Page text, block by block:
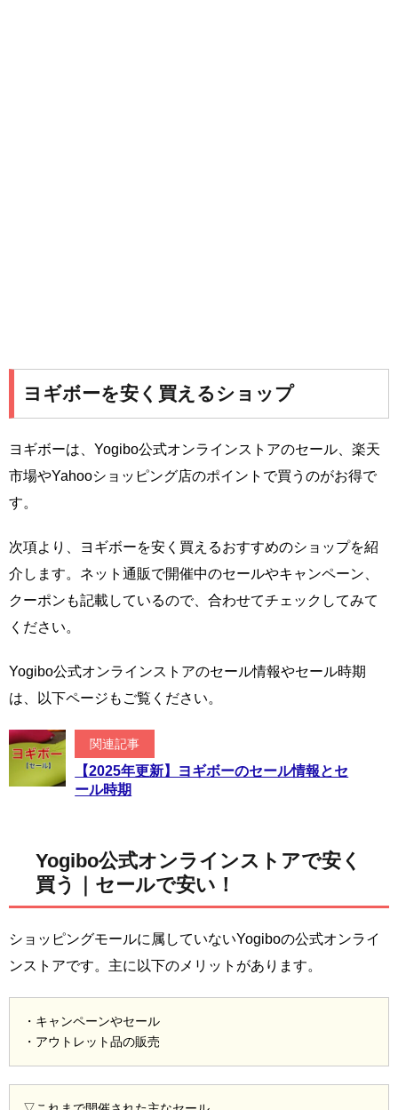
ヨギボーを安く買えるショップ
ヨギボーは、Yogibo公式オンラインストアのセール、楽天
市場やYahooショッピング店のポイントで買うのがお得で
す。
次項より、ヨギボーを安く買えるおすすめのショップを紹
介します。ネット通販で開催中のセールやキャンペーン、
クーポンも記載しているので、合わせてチェックしてみて
ください。
Yogibo公式オンラインストアのセール情報やセール時期
は、以下ページもご覧ください。
関連記事
【2025年更新】ヨギボーのセール情報とセ
ール時期
Yogibo公式オンラインストアで安く
買う｜セールで安い！
ショッピングモールに属していないYogiboの公式オンライ
ンストアです。主に以下のメリットがあります。
・キャンペーンやセール
・アウトレット品の販売